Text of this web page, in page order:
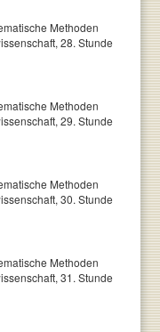
Methoden
28. Stunde
Methoden
29. Stunde
Methoden
30. Stunde
Methoden
31. Stunde